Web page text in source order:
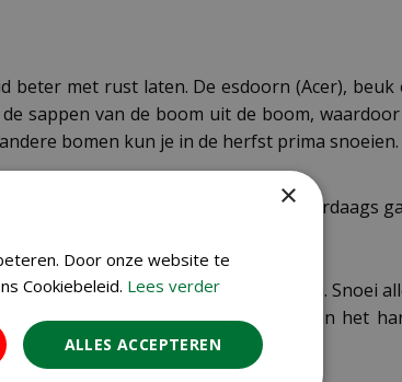
met rust laten. De esdoorn (Acer), beuk
sappen van de boom uit de boom,
bomen kun je in de herfst prima snoeien.
en snoeien, mits het niet vriest of eerdaags
ze al hun blad verloren hebben. Snoei
Verbeter ook de luchtcirculatie in het
×
Door onze website te
Cookiebeleid. Lees verder
ALLES ACCEPTEREN